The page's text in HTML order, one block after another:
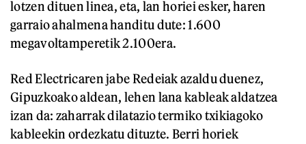
lotzen dituen linea, eta, lan horiei esker, haren
garraio ahalmena handitu dute: 1.600
megavoltamperetik 2.100era.
Red Electricaren jabe Redeiak azaldu duenez,
Gipuzkoako aldean, lehen lana kableak aldatzea
izan da: zaharrak dilatazio termiko txikiagoko
kableekin ordezkatu dituzte. Berri horiek